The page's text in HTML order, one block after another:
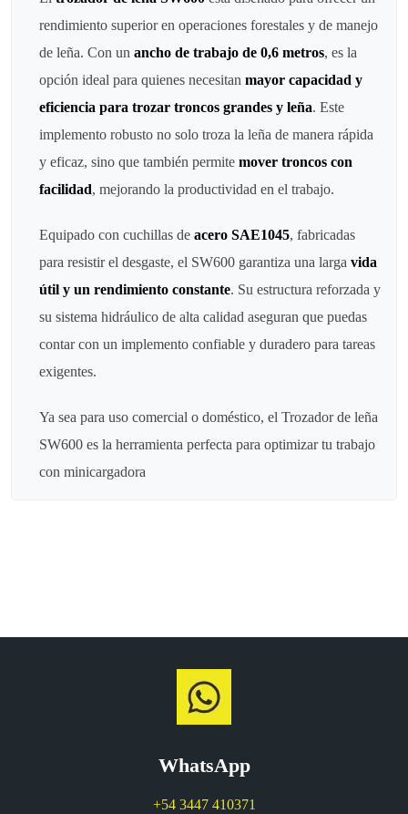
rendimiento superior en operaciones forestales y de manejo
de leña. Con un ancho de trabajo de 0,6 metros, es la
opción ideal para quienes necesitan mayor capacidad y
eficiencia para trozar troncos grandes y leña. Este
implemento robusto no solo troza la leña de manera rápida
y eficaz, sino que también permite mover troncos con
facilidad, mejorando la productividad en el trabajo.
Equipado con cuchillas de acero SAE1045, fabricadas
para resistir el desgaste, el SW600 garantiza una larga vida
útil y un rendimiento constante. Su estructura reforzada y
su sistema hidráulico de alta calidad aseguran que puedas
contar con un implemento confiable y duradero para tareas
exigentes.
Ya sea para uso comercial o doméstico, el Trozador de leña
SW600 es la herramienta perfecta para optimizar tu trabajo
con minicargadora
WhatsApp
+54 3447 410371